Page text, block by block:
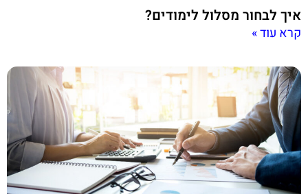
איך לבחור מסלול לימודים?
קרא עוד »